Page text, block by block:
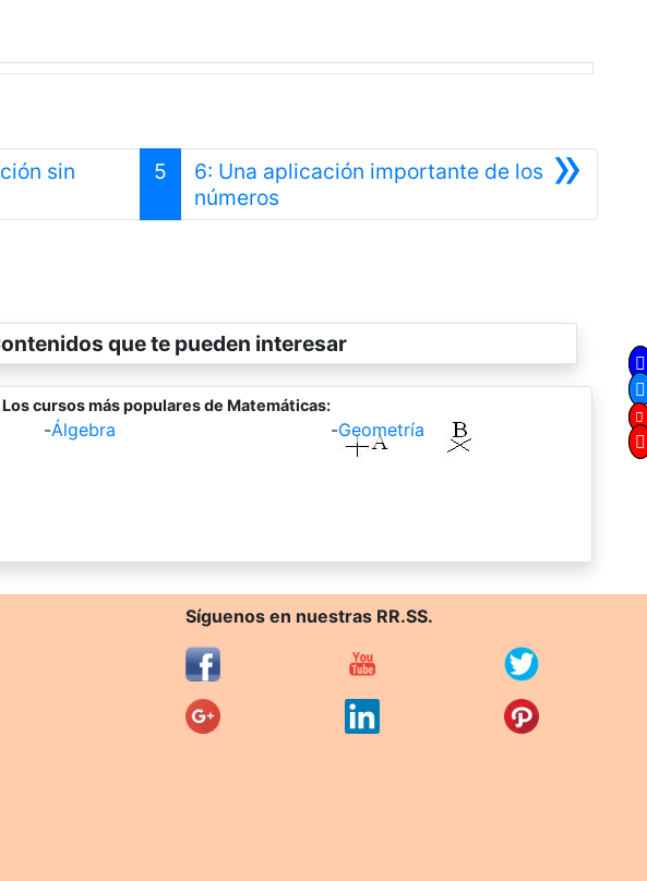
sin
5 »
6: Una aplicación importante de los
númerosSiguiente
que te pueden interesar
Los cursos más populares de Matemáticas:
-Álgebra -Geometría
Síguenos en nuestras RR.SS.